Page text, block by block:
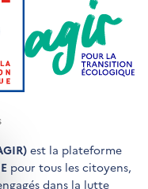
est la plateforme
pour tous les citoyens,
dans la lutte